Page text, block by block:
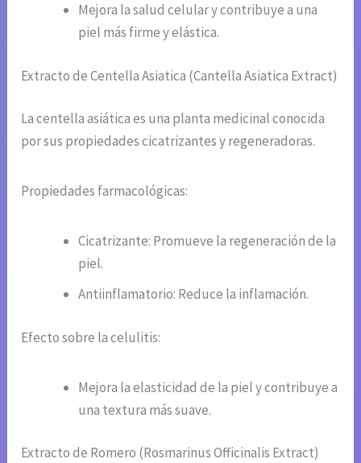
Mejora la salud celular y contribuye a una
piel más firme y elástica.
Extracto de Centella Asiatica (Cantella Asiatica Extract)
La centella asiática es una planta medicinal conocida
por sus propiedades cicatrizantes y regeneradoras.
Propiedades farmacológicas:
Cicatrizante: Promueve la regeneración de la
piel.
Antiinflamatorio: Reduce la inflamación.
Efecto sobre la celulitis:
Mejora la elasticidad de la piel y contribuye a
una textura más suave.
Extracto de Romero (Rosmarinus Officinalis Extract)